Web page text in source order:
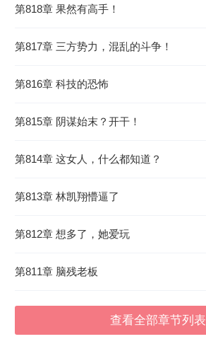
第818章 果然有高手！
第817章 三方势力，混乱的斗争！
第816章 科技的恐怖
第815章 阴谋始末？开干！
第814章 这女人，什么都知道？
第813章 林凯翔懵逼了
第812章 想多了，她爱玩
第811章 脑残老板
查看全部章节列表